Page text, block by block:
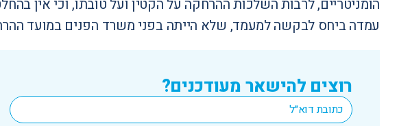
הומניטריים, לרבות השלכות ההרחקה על הקטין ועל טובתו, וכי אין
עמדה ביחס לבקשה למעמד, שלא הייתה בפני משרד הפנים במועד
רוצים להישאר מעודכנים?
Email
*